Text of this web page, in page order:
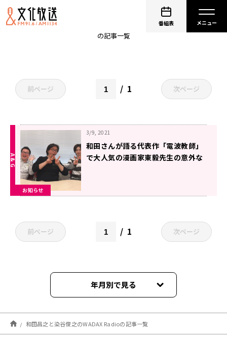
番組表
和田昌之と染谷俊之のWADAX Radio
の記事一覧
前ページ 1 次ページ
お知らせ
3/9, 2021
和田さんが語る代表作「電波教師」
で大人気の漫画家東毅先生の意外な
前ページ 1 次ページ
年月別で見る
2021年03月
和田昌之と染谷俊之のWADAX Radioの記事一覧